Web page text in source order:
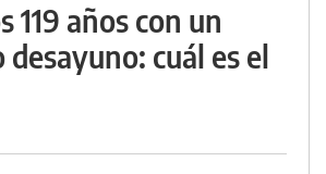
119 años con un
cuál es el